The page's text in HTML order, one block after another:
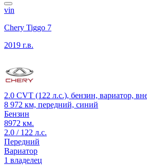
vin
Chery Tiggo 7
2019 г.в.
2.0 CVT (122 л.с.), бензин, вариатор,
8 972 км, передний, синий
Бензин
8972 км.
2.0 / 122 л.с.
Передний
Вариатор
1 владелец